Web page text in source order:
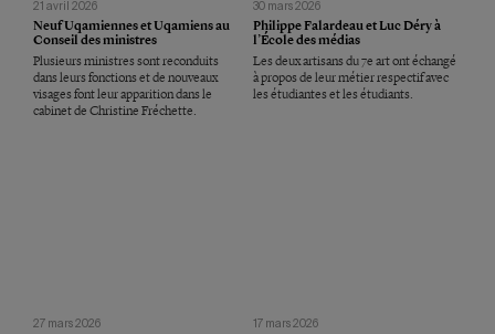
21 avril 2026
Neuf Uqamiennes et Uqamiens au
Conseil des ministres
Plusieurs ministres sont reconduits
dans leurs fonctions et de nouveaux
visages font leur apparition dans le
cabinet de Christine Fréchette.
30 mars 2026
Philippe Falardeau et Luc Déry à
l’École des médias
Les deux artisans du 7e art ont échangé
à propos de leur métier respectif avec
les étudiantes et les étudiants.
27 mars 2026 17 mars 2026